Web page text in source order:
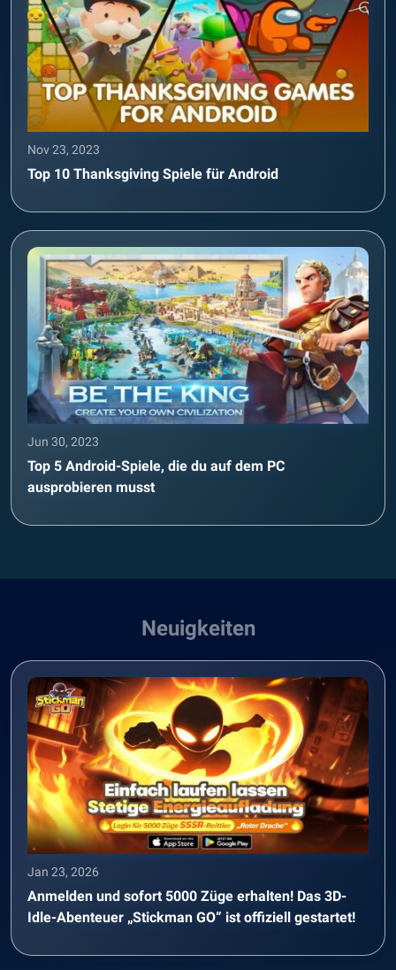
Nov 23, 2023
Top 10 Thanksgiving Spiele für Android
Jun 30, 2023
Top 5 Android-Spiele, die du auf dem PC
ausprobieren musst
Neuigkeiten
Jan 23, 2026
Anmelden und sofort 5000 Züge erhalten! Das 3D-
Idle-Abenteuer „Stickman GO“ ist offiziell gestartet!